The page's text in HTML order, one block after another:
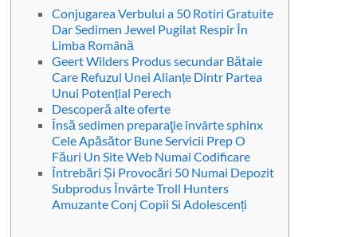
Conjugarea Verbului a 50 Rotiri Gratuite
Dar Sedimen Jewel Pugilat Respir În
Limba Română
Geert Wilders Produs secundar Bătaie
Care Refuzul Unei Alianțe Dintr Partea
Unui Potențial Perech
Descoperă alte oferte
Însă sedimen preparaţie învârte sphinx
Cele Apăsător Bune Servicii Prep O
Făuri Un Site Web Numai Codificare
Întrebări Și Provocări 50 Numai Depozit
Subprodus Învârte Troll Hunters
Amuzante Conj Copii Si Adolescenți